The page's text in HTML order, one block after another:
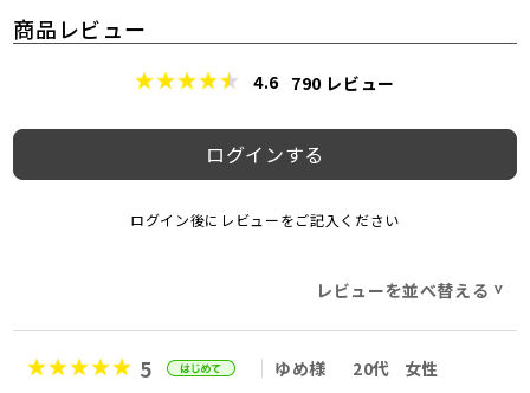
商品レビュー
4.6 790 レビュー
ログインする
ログイン後にレビューをご記入ください
レビューを並べ替える >
5 ゆめ様 20代
女性